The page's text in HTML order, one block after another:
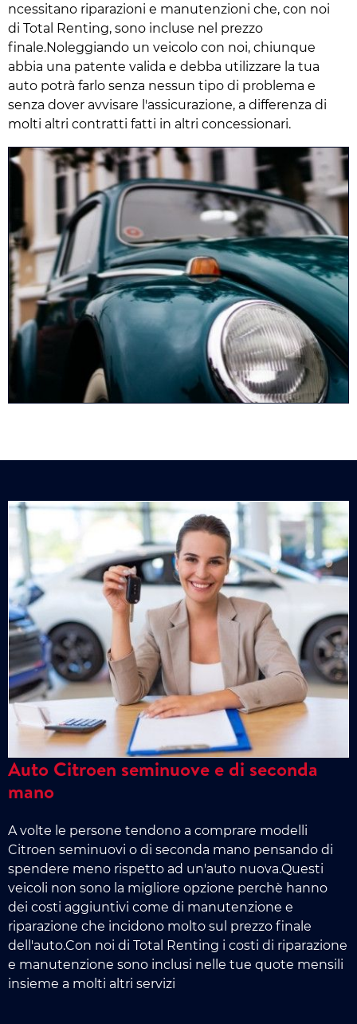
ncessitano riparazioni e manutenzioni che, con noi
di Total Renting, sono incluse nel prezzo
finale.Noleggiando un veicolo con noi, chiunque
abbia una patente valida e debba utilizzare la tua
auto potrà farlo senza nessun tipo di problema e
senza dover avvisare l'assicurazione, a differenza di
molti altri contratti fatti in altri concessionari.
Auto Citroen seminuove e di seconda
mano
A volte le persone tendono a comprare modelli
Citroen seminuovi o di seconda mano pensando di
spendere meno rispetto ad un'auto nuova.Questi
veicoli non sono la migliore opzione perchè hanno
dei costi aggiuntivi come di manutenzione e
riparazione che incidono molto sul prezzo finale
dell'auto.Con noi di Total Renting i costi di riparazione
e manutenzione sono inclusi nelle tue quote mensili
insieme a molti altri servizi